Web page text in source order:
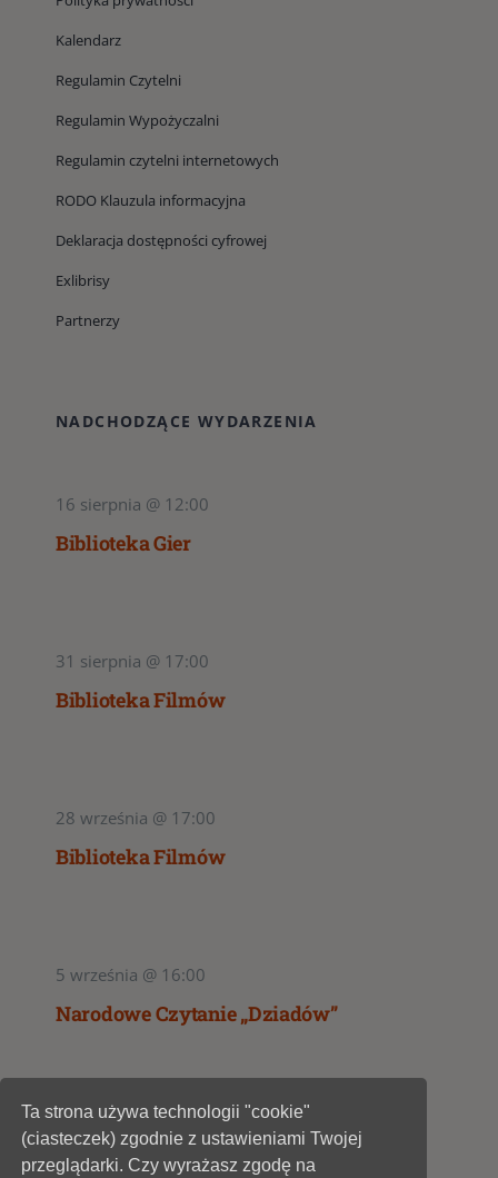
Kalendarz
Regulamin Czytelni
Regulamin Wypożyczalni
Regulamin czytelni internetowych
RODO Klauzula informacyjna
Deklaracja dostępności cyfrowej
Exlibrisy
Partnerzy
NADCHODZĄCE WYDARZENIA
16 sierpnia @ 12:00
Biblioteka Gier
31 sierpnia @ 17:00
Biblioteka Filmów
28 września @ 17:00
Biblioteka Filmów
5 września @ 16:00
Narodowe Czytanie „Dziadów”
1
Ta strona używa technologii "cookie"
(ciasteczek) zgodnie z ustawieniami Twojej
przeglądarki. Czy wyrażasz zgodę na